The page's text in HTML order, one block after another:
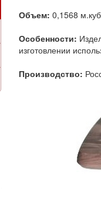
Объем: 0,1568 м.куб
Особенности:
изготовлении
Производство: